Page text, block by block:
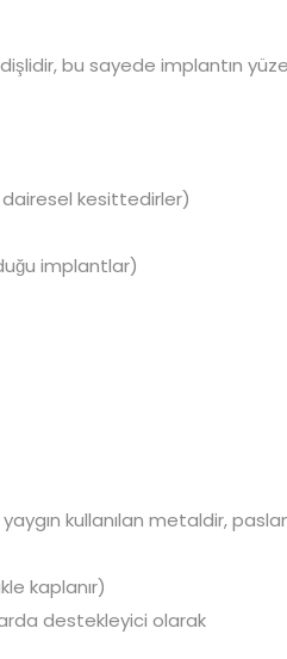
bu sayede implantın
dairesel kesittedirler)
implantlar)
kullanılan metaldir,
kaplanır)
destekleyici olarak